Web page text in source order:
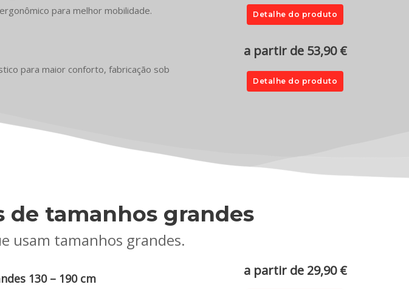
para melhor mobilidade. Detalhe do produto
para maior conforto, fabricação sob
a partir de 53,90 €
Detalhe do produto
de tamanhos grandes
usam tamanhos grandes.
130 – 190 cm a partir de 29,90 €